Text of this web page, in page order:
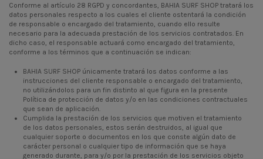
Conforme al artículo 28 RGPD y concordantes, BAHIA SURF SHOP tratará los
datos personales respecto a los cuales el cliente ostentará la condición
de responsable o encargado del tratamiento, cuando ello resulte
necesario para la adecuada prestación de los servicios contratados. En
dicho caso, el responsable actuará como encargado del tratamiento,
conforme a los términos que a continuación se indican:
BAHIA SURF SHOP únicamente tratará los datos conforme a las
instrucciones del cliente responsable o encargado del tratamiento,
no utilizándolos para un fin distinto al que figura en la presente
Política de protección de datos y/o en las condiciones contractuales
que sean de aplicación.
Cumplida la prestación de los servicios que motiven el tratamiento
de los datos personales, estos serán destruidos, al igual que
cualquier soporte o documentos en los que conste algún dato de
carácter personal o cualquier tipo de información que se haya
generado durante, para y/o por la prestación de los servicios objeto